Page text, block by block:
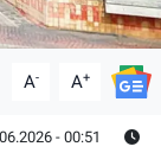
A- A+
- 00:51